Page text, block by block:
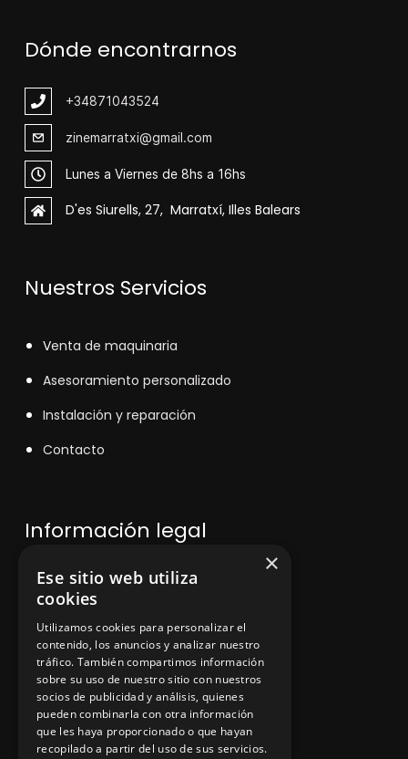
Dónde encontrarnos
+34871043524
zinemarratxi@gmail.com
Lunes a Viernes de 8hs a 16hs
D'es Siurells, 27, Marratxí, Illes Balears
Nuestros Servicios
Venta de maquinaria
Asesoramiento personalizado
Instalación y reparación
Contacto
Información legal
Política de privacidad
Aviso legal
App Zine Hostelería
×
Ese sitio web utiliza
cookies
Utilizamos cookies para personalizar el
contenido, los anuncios y analizar nuestro
tráfico. También compartimos información
sobre su uso de nuestro sitio con nuestros
socios de publicidad y análisis, quienes
pueden combinarla con otra información
que les haya proporcionado o que hayan
recopilado a partir del uso de sus servicios.